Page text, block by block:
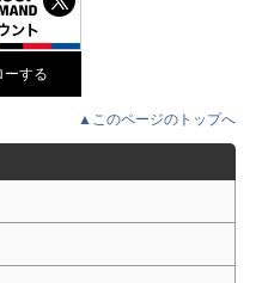
▲このページのトップへ